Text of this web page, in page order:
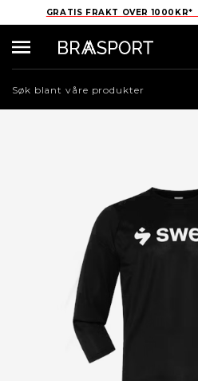
GRATIS FRAKT OVER 1000KR*